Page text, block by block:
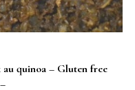
– Gluten free